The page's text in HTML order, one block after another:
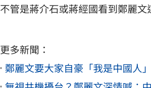
不管是蔣介石或蔣經國看到鄭麗
更多新聞：
鄭麗文要大家自豪「我是中國人